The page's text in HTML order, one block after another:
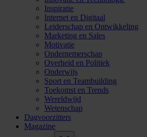
Inspiratie
Internet en Digitaal
Leiderschap en Ontwikkeling
Marketing en Sales
Motivatie
Ondernemerschap
Overheid en Politiek
Onderwijs
Sport en Teambuilding
Toekomst en Trends
Wereldwijd
Wetenschap
Dagvoorzitters
Magazine